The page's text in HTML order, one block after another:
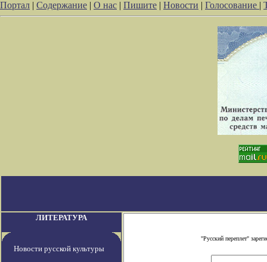
Портал | Содержание | О нас | Пишите | Новости | Голосование |
ЛИТЕРАТУРА
Новости русской культуры
"Русский переплет"